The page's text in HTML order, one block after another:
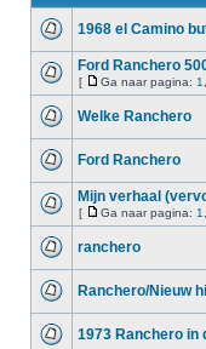
1968 el Camino
Ford Ranchero
[ Ga naar pagina: 1
Welke Ranchero
Ford Ranchero
Mijn verhaal
[ Ga naar pagina: 1
ranchero
Ranchero/Nieuw
1973 Ranchero in